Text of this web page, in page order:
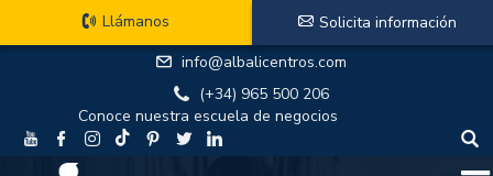
info@albalicentros.com
(+34) 965 500 206
Conoce nuestra escuela de negocios
Llámanos Solicita información